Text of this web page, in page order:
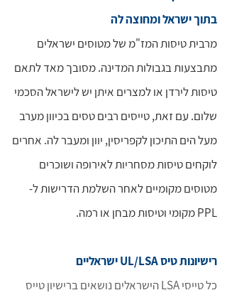
בתוך ישראל ומחוצה לה
מרבית טיסות המז"מ של מטוסים ישראלים
מתבצעות בגבולות המדינה. מסובך מאד לתאם
טיסות לירדן או למצרים איתן יש לישראל הסכמי
שלום. עם זאת, טייסים רבים טסים בכיוון מערב
מעל הים התיכון לקפריסין, יוון ומעבר לה. אחרים
לוקחים טיסות מסחריות לאירופה ושוכרים
מטוסים מקומיים לאחר השלמת הדרישות ל-
PPL מקומי וטיסות מבחן או רמה.
רישיונות טיס UL/LSA ישראליים
כל טייסי LSA הישראלים נושאים ברישיון טייס